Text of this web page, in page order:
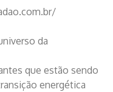
da
que estão sendo
energética